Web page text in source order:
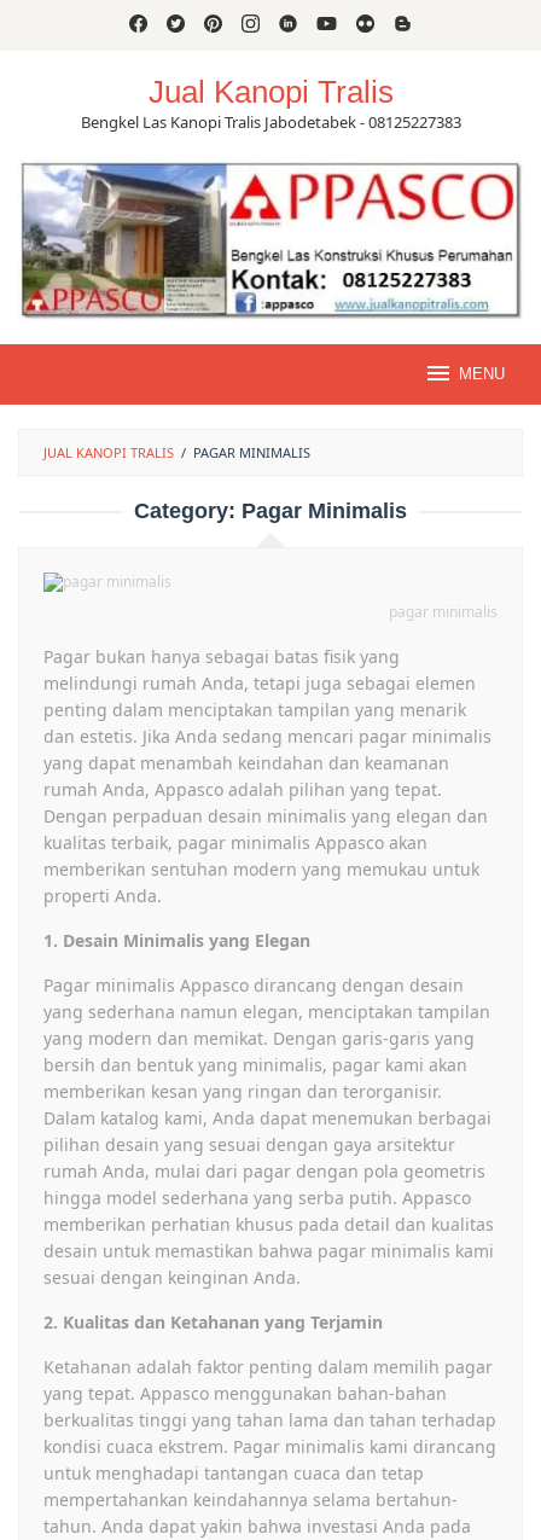
Jual Kanopi Tralis
Bengkel Las Kanopi Tralis Jabodetabek - 08125227383
MENU
JUAL KANOPI TRALIS / PAGAR MINIMALIS
Category: Pagar Minimalis
pagar minimalis
Pagar bukan hanya sebagai batas fisik yang
melindungi rumah Anda, tetapi juga sebagai elemen
penting dalam menciptakan tampilan yang menarik
dan estetis. Jika Anda sedang mencari pagar minimalis
yang dapat menambah keindahan dan keamanan
rumah Anda, Appasco adalah pilihan yang tepat.
Dengan perpaduan desain minimalis yang elegan dan
kualitas terbaik, pagar minimalis Appasco akan
memberikan sentuhan modern yang memukau untuk
properti Anda.
1. Desain Minimalis yang Elegan
Pagar minimalis Appasco dirancang dengan desain
yang sederhana namun elegan, menciptakan tampilan
yang modern dan memikat. Dengan garis-garis yang
bersih dan bentuk yang minimalis, pagar kami akan
memberikan kesan yang ringan dan terorganisir.
Dalam katalog kami, Anda dapat menemukan berbagai
pilihan desain yang sesuai dengan gaya arsitektur
rumah Anda, mulai dari pagar dengan pola geometris
hingga model sederhana yang serba putih. Appasco
memberikan perhatian khusus pada detail dan kualitas
desain untuk memastikan bahwa pagar minimalis kami
sesuai dengan keinginan Anda.
2. Kualitas dan Ketahanan yang Terjamin
Ketahanan adalah faktor penting dalam memilih pagar
yang tepat. Appasco menggunakan bahan-bahan
berkualitas tinggi yang tahan lama dan tahan terhadap
kondisi cuaca ekstrem. Pagar minimalis kami dirancang
untuk menghadapi tantangan cuaca dan tetap
mempertahankan keindahannya selama bertahun-
tahun. Anda dapat yakin bahwa investasi Anda pada